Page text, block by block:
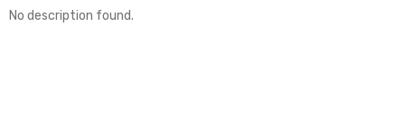
No description found.